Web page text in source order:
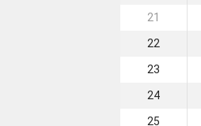
21
22
23
24
25